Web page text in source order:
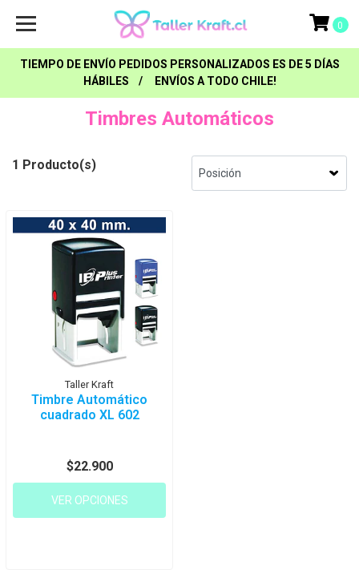
TIEMPO DE ENVÍO PEDIDOS PERSONALIZADOS ES DE 5 DÍAS
HÁBILES / ENVÍOS A TODO CHILE!
0
Timbres Automáticos
1 Producto(s)
Taller Kraft
Timbre Automático
cuadrado XL 602
$22.900
VER OPCIONES